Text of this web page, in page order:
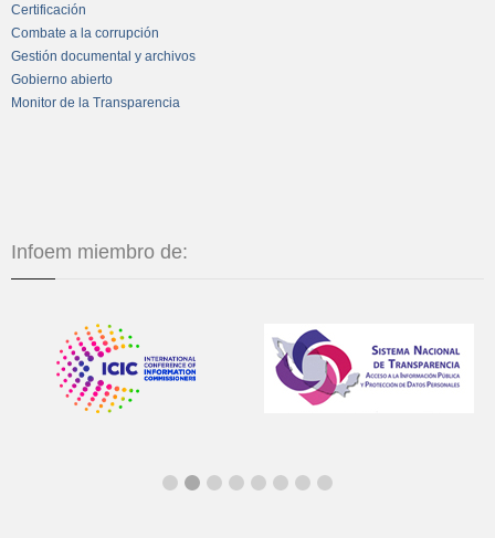
Certificación
Combate a la corrupción
Gestión documental y archivos
Gobierno abierto
Monitor de la Transparencia
Infoem miembro de: